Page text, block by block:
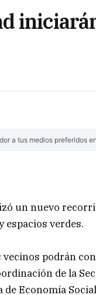
a tus medios preferidos
un nuevo
espacios verdes.
vecinos podrán
de la
Economía